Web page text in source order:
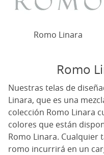
Romo Linara
Romo
Nuestras telas de
Linara, que es una
colección Romo Linara
colores que están
Romo Linara. Cualquier
romo incurrirá en un